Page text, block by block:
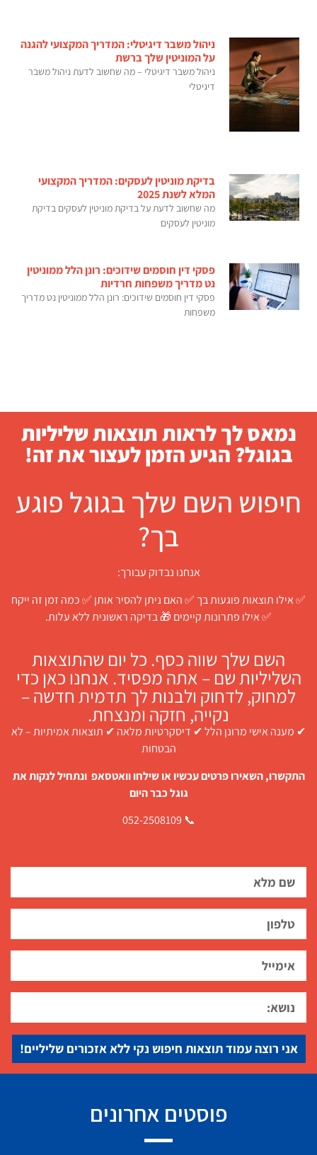
ניהול משבר דיגיטלי: המדריך המקצועי להגנה
על המוניטין שלך ברשת
ניהול משבר דיגיטלי – מה שחשוב לדעת ניהול משבר
דיגיטלי
בדיקת מוניטין לעסקים: המדריך המקצועי
המלא לשנת 2025
מה שחשוב לדעת על בדיקת מוניטין לעסקים בדיקת
מוניטין לעסקים
פסקי דין חוסמים שידוכים: רונן הלל ממוניטין
נט מדריך משפחות חרדיות
פסקי דין חוסמים שידוכים: רונן הלל ממוניטין נט מדריך
משפחות
נמאס לך לראות תוצאות שליליות
בגוגל? הגיע הזמן לעצור את זה!
חיפוש השם שלך בגוגל פוגע
בך?
אנחנו נבדוק עבורך:
✅ אילו תוצאות פוגעות בך ✅ האם ניתן להסיר אותן ✅ כמה זמן זה ייקח
✅ אילו פתרונות קיימים 🎁 בדיקה ראשונית ללא עלות.
השם שלך שווה כסף. כל יום שהתוצאות
השליליות שם – אתה מפסיד. אנחנו כאן כדי
למחוק, לדחוק ולבנות לך תדמית חדשה –
נקייה, חזקה ומנצחת.
✔ מענה אישי מרונן הלל ✔ דיסקרטיות מלאה ✔ תוצאות אמיתיות – לא
הבטחות
התקשרו, השאירו פרטים עכשיו או שילחו וואטסאפ ונתחיל לנקות את
גוגל כבר היום
📞 052-2508109
אני רוצה עמוד תוצאות חיפוש נקי ללא אזכורים שליליים!
פוסטים אחרונים